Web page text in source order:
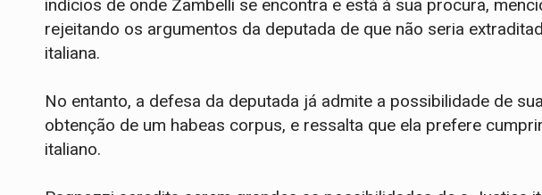
indícios de onde Zambelli se encontra e está à sua procura,
rejeitando os argumentos da deputada de que não seria
italiana.
No entanto, a defesa da deputada já admite a possibilidade de
obtenção de um habeas corpus, e ressalta que ela prefere
italiano.